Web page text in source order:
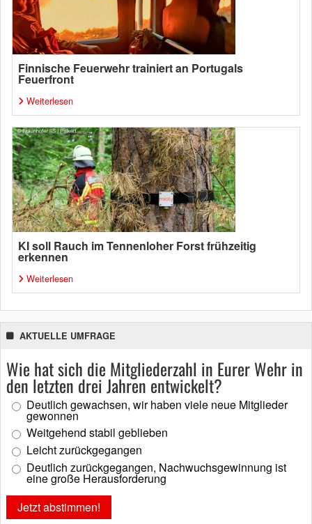
Finnische Feuerwehr trainiert an Portugals
Feuerfront
Weiterlesen
KI soll Rauch im Tennenloher Forst frühzeitig
erkennen
Weiterlesen
AKTUELLE UMFRAGE
Wie hat sich die Mitgliederzahl in Eurer Wehr in
den letzten drei Jahren entwickelt?
Deutlich gewachsen, wir haben viele neue Mitglieder
gewonnen
Weitgehend stabil geblieben
Leicht zurückgegangen
Deutlich zurückgegangen, Nachwuchsgewinnung ist
eine große Herausforderung